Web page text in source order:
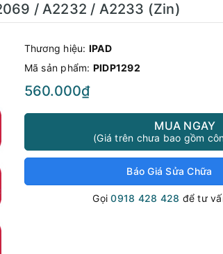
/ A2232 / A2233 (Zin)
Thương hiệu: IPAD
Mã sản phẩm: PIDP1292
560.000₫
MUA NGAY
(Giá trên chưa bao gồm
Báo Giá Sửa Chữa
Gọi0918 428 428 để tư